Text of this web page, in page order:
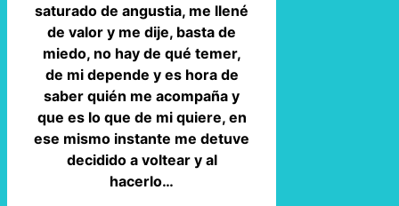
saturado de angustia, me llené
de valor y me dije, basta de
miedo, no hay de qué temer,
de mi depende y es hora de
saber quién me acompaña y
que es lo que de mi quiere, en
ese mismo instante me detuve
decidido a voltear y al
hacerlo…